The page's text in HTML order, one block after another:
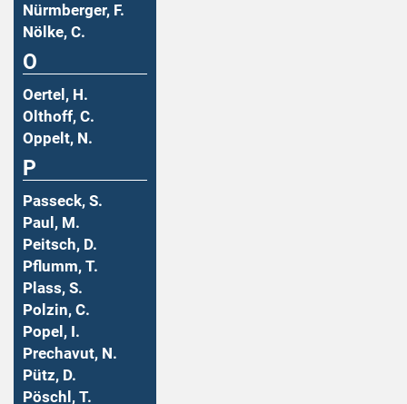
Nürmberger, F.
Nölke, C.
O
Oertel, H.
Olthoff, C.
Oppelt, N.
P
Passeck, S.
Paul, M.
Peitsch, D.
Pflumm, T.
Plass, S.
Polzin, C.
Popel, I.
Prechavut, N.
Pütz, D.
Pöschl, T.